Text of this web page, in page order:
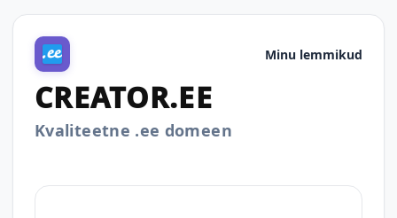
Minu lemmikud
CREATOR.EE
Kvaliteetne .ee domeen